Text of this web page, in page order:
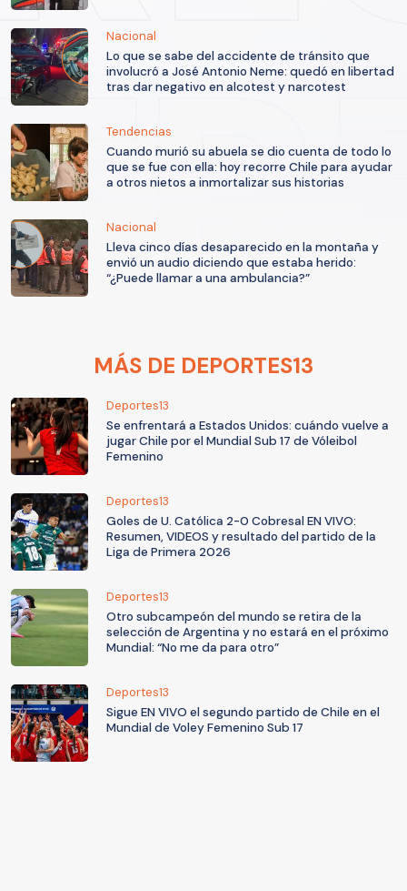
Nacional
Lo que se sabe del accidente de tránsito que
involucró a José Antonio Neme: quedó en libertad
tras dar negativo en alcotest y narcotest
Tendencias
Cuando murió su abuela se dio cuenta de todo lo
que se fue con ella: hoy recorre Chile para ayudar
a otros nietos a inmortalizar sus historias
Nacional
Lleva cinco días desaparecido en la montaña y
envió un audio diciendo que estaba herido:
“¿Puede llamar a una ambulancia?”
MÁS DE DEPORTES13
Deportes13
Se enfrentará a Estados Unidos: cuándo vuelve a
jugar Chile por el Mundial Sub 17 de Vóleibol
Femenino
Deportes13
Goles de U. Católica 2-0 Cobresal EN VIVO:
Resumen, VIDEOS y resultado del partido de la
Liga de Primera 2026
Deportes13
Otro subcampeón del mundo se retira de la
selección de Argentina y no estará en el próximo
Mundial: “No me da para otro”
Deportes13
Sigue EN VIVO el segundo partido de Chile en el
Mundial de Voley Femenino Sub 17